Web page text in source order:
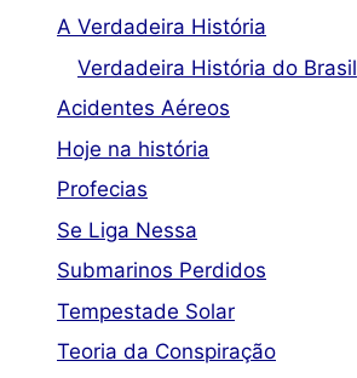
A Verdadeira História
Verdadeira História do Brasil
Acidentes Aéreos
Hoje na história
Profecias
Se Liga Nessa
Submarinos Perdidos
Tempestade Solar
Teoria da Conspiração